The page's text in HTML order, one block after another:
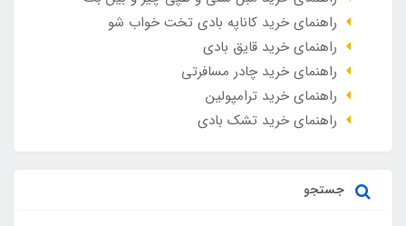
راهنمای خرید کاناپه بادی تخت خواب شو
راهنمای خرید قایق بادی
راهنمای خرید چادر مسافرتی
راهنمای خرید ترامپولین
راهنمای خرید تشک بادی
جستجو